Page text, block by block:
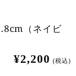
（ネイビ
¥2,200 (税込)